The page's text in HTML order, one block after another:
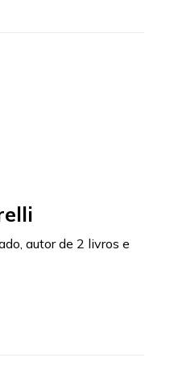
autor de 2 livros e